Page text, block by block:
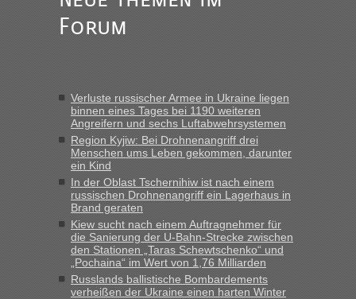
„Am besten wäre natürlich, wenn die Frau mit dabei ist.
Alleinreisende Männer stehen schließlich immer unter
Milliarden aufgedeckt
„Kein Zoll. Du musst an sich nur sagen dass das privat ist
und du nicht damit handeln willst. So lange das nicht
Originalverpackt ist und ersichlich das nicht neu sollte es
keine Probleme geben“
Recht, Visa und Dokumente • Deklaration
gebrauchter Kleidung beim Zoll
„Hallo Leute, ich weiß nicht, ob ich hier richtig bin mit meiner
Anfrage. Ich möchte 4 Umzugskartons mit gebrauchter
Straßen Kleidung bei der Einreise in die Ukraine
mitnehmen. Es ist gebrauchte Kleidung...“
Forum
Verluste russischer Armee in Ukraine liegen
binnen eines Tages bei 1190 weiteren
Angreifern und sechs Luftabwehrsystemen
Region Kyjiw: Bei Drohnenangriff drei
Menschen ums Leben gekommen, darunter
ein Kind
In der Oblast Tschernihiw ist nach einem
russischen Drohnenangriff ein Lagerhaus in
Brand geraten
Kiew sucht nach einem Auftragnehmer für
die Sanierung der U-Bahn-Strecke zwischen
den Stationen „Taras Schewtschenko“ und
„Pochaina“ im Wert von 1,76 Milliarden
Russlands ballistische Bombardements
verheißen der Ukraine einen harten Winter